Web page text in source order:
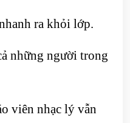
ra khỏi lớp.
những người trong
viên nhạc lý vẫn